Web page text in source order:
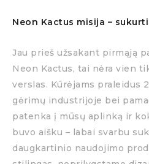
Neon Kactus misija –
Jau prieš užsakant pirmąją
Neon Kactus, tai nėra vien
verslas. Kūrėjams praleidus
gėrimų industrijoje bei
patenka į mūsų aplinką ir
buvo aišku – labai svarbu
daugkartinio naudojimo